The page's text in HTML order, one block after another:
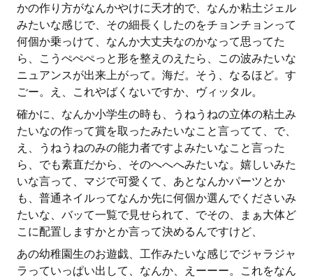
かの作り方がなんかやけに天才的で、なんか粘土ジェル
みたいな感じで、その細長くしたのをチョンチョンって
何個か乗っけて、なんか大丈夫なのかなって思ってた
ら、こうぺぺぺっと形を整えのえたら、この波みたいな
ニュアンスが出来上がって。海だ。そう、なるほど。す
ごー。え、これやばくないですか、ヴィッタル。
確かに、なんか小学生の時も、うねうねの立体の粘土み
たいなの作って賞を取ったみたいなこと言ってて、で、
え、うねうねのみの能力者ですよみたいなこと言った
ら、でも素直だから、そのへへへみたいな。嬉しいみた
いな言って、マジで可愛くて、あとなんかパーツとか
も、普通ネイルってなんか先に何個か選んでくださいみ
たいな、バッて一覧で見せられて、でその、まぁ大体ど
こに配置しますかとか言って決めるんですけど、
あの幼稚園生のお遊戯、工作みたいな感じでジャラジャ
ラっていっぱい出して、なんか、えーーー。これをなん